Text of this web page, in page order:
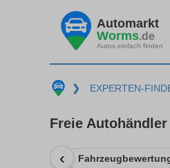
Automarkt
Worms.de
Autos einfach finden
❯ EXPERTEN-
Freie
‹